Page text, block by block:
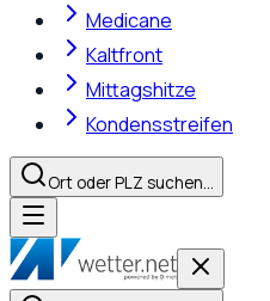
Medicane
Kaltfront
Mittagshitze
Kondensstreifen
Ort oder PLZ suchen…